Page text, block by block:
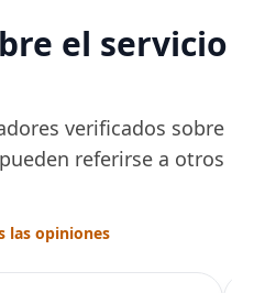
el servicio
verificados sobre
referirse a otros
las opiniones